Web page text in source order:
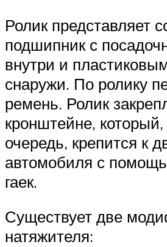
Ролик представляет
подшипник с
внутри и
снаружи. По ролику
ремень. Ролик
кронштейне,
очередь, крепится к
автомобиля с
гаек.
Существует две
натяжителя: